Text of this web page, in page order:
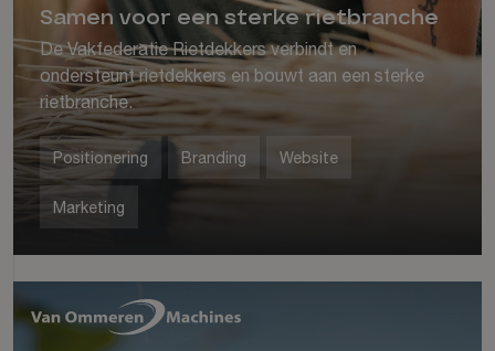
Samen voor een sterke rietbranche
De Vakfederatie Rietdekkers verbindt en
ondersteunt rietdekkers en bouwt aan een sterke
rietbranche.
Positionering Branding Website
Marketing